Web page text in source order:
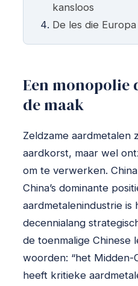
kansloos
De les die
Een
de maak
Zeldzame aardmetalen
aardkorst, maar wel
om te verwerken.
China’s dominante
aardmetalenindustrie is
decennialang
de toenmalige Chinese
woorden: “het Midden-
heeft kritieke